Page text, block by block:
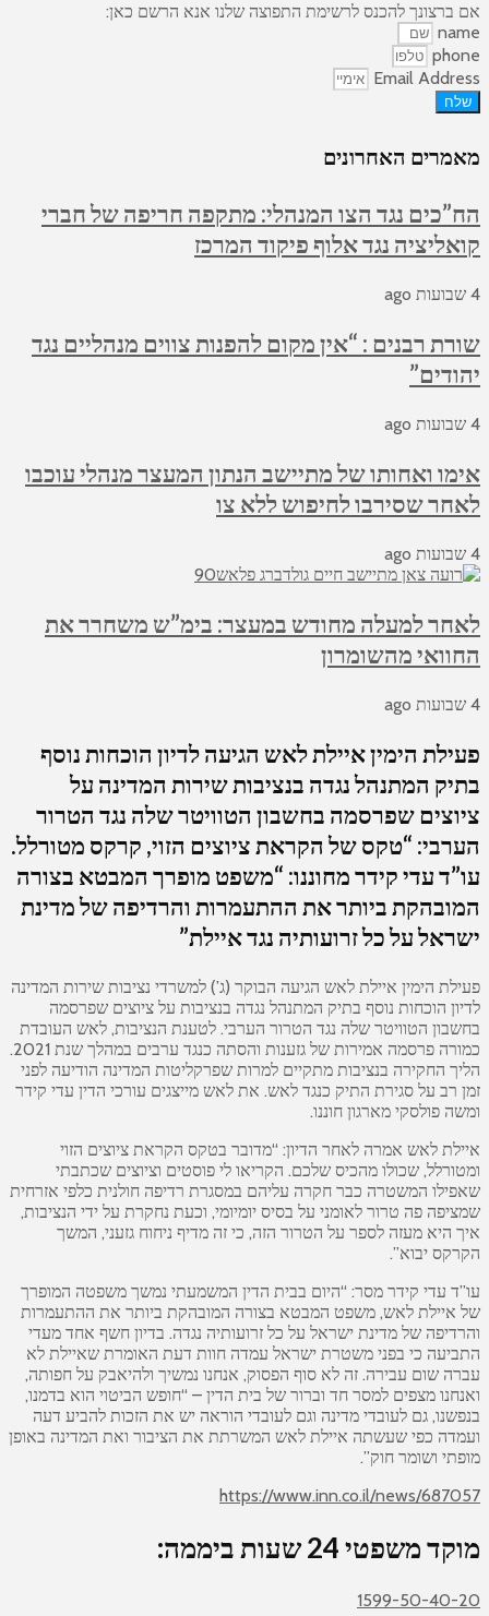
אם ברצונך להכנס לרשימת התפוצה שלנו אנא הרשם כאן:
name
phone
Email Address
שלח
מאמרים האחרונים
הח”כים נגד הצו המנהלי: מתקפה חריפה של חברי
קואליציה נגד אלוף פיקוד המרכז
4 שבועות ago
שורת רבנים : “אין מקום להפנות צווים מנהליים נגד
יהודים”
4 שבועות ago
אימו ואחותו של מתיישב הנתון המעצר מנהלי עוכבו
לאחר שסירבו לחיפוש ללא צו
4 שבועות ago
לאחר למעלה מחודש במעצר: בימ”ש משחרר את
החוואי מהשומרון
4 שבועות ago
פעילת הימין איילת לאש הגיעה לדיון הוכחות נוסף
בתיק המתנהל נגדה בנציבות שירות המדינה על
ציוצים שפרסמה בחשבון הטוויטר שלה נגד הטרור
הערבי: “טקס של הקראת ציוצים הזוי, קרקס מטורלל.
עו”ד עדי קידר מחוננו: “משפט מופרך המבטא בצורה
המובהקת ביותר את ההתעמרות והרדיפה של מדינת
ישראל על כל זרועותיה נגד איילת”
פעילת הימין איילת לאש הגיעה הבוקר (ג’) למשרדי נציבות שירות המדינה
לדיון הוכחות נוסף בתיק המתנהל נגדה בנציבות על ציוצים שפרסמה
בחשבון הטוויטר שלה נגד הטרור הערבי. לטענת הנציבות, לאש העובדת
כמורה פרסמה אמירות של גזענות והסתה כנגד ערבים במהלך שנת 2021.
הליך החקירה בנציבות מתקיים למרות שפרקליטות המדינה הודיעה לפני
זמן רב על סגירת התיק כנגד לאש. את לאש מייצגים עורכי הדין עדי קידר
ומשה פולסקי מארגון חוננו.
איילת לאש אמרה לאחר הדיון: “מדובר בטקס הקראת ציוצים הזוי
ומטורלל, שכולו מהכיס שלכם. הקריאו לי פוסטים וציוצים שכתבתי
שאפילו המשטרה כבר חקרה עליהם במסגרת רדיפה חולנית כלפי אזרחית
שמציפה פה טרור לאומני על בסיס יומיומי, וכעת נחקרת על ידי הנציבות,
איך היא מעזה לספר על הטרור הזה, כי זה מדיף ניחוח גזעני, המשך
הקרקס יבוא”.
עו”ד עדי קידר מסר: “היום בבית הדין המשמעתי נמשך משפטה המופרך
של איילת לאש, משפט המבטא בצורה המובהקת ביותר את ההתעמרות
והרדיפה של מדינת ישראל על כל זרועותיה נגדה. בדיון חשף אחד מעדי
התביעה כי בפני משטרת ישראל עמדה חוות דעת האומרת שאיילת לא
עברה שום עבירה. זה לא סוף הפסוק, אנחנו נמשיך ולהיאבק על חפותה,
ואנחנו מצפים למסר חד וברור של בית הדין – “חופש הביטוי הוא בדמנו,
בנפשנו, גם לעובדי מדינה וגם לעובדי הוראה יש את הזכות להביע דעה
ועמדה כפי שעשתה איילת לאש המשרתת את הציבור ואת המדינה באופן
מופתי ושומר חוק”.
https://www.inn.co.il/news/687057
מוקד משפטי 24 שעות ביממה:
1599-50-40-20